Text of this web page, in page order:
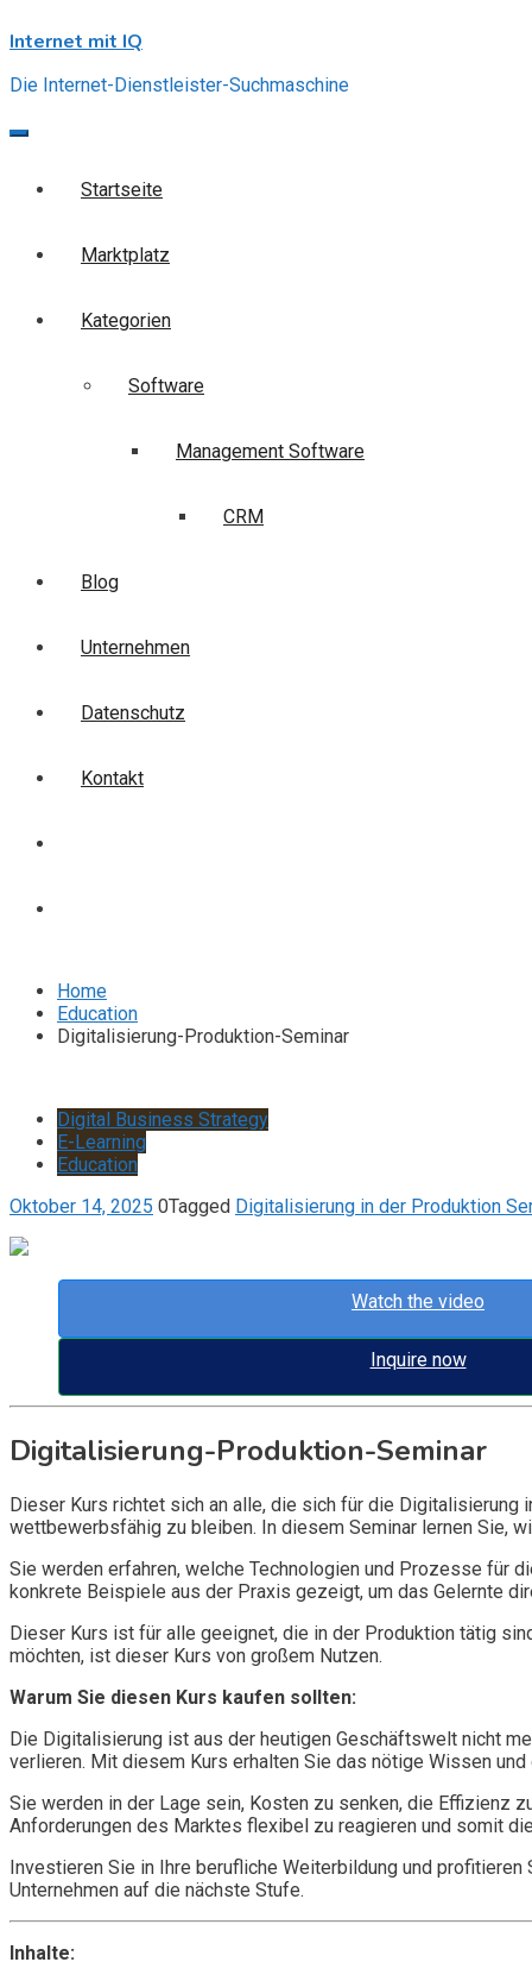
to
Internet mit IQ
Die Internet-Dienstleister-Suchmaschine
Startseite
Marktplatz
Kategorien
Software
Management Software
CRM
Blog
Unternehmen
Datenschutz
Kontakt
Home
Education
Digitalisierung-Produktion-Seminar
Digital Business Strategy
E-Learning
Education
Oktober 14, 2025 0Tagged Digitalisierung in der Produktion
Watch the video
Inquire now
Digitalisierung-Produktion-Seminar
Dieser Kurs richtet sich an alle, die sich für die
wettbewerbsfähig zu bleiben. In diesem Seminar lernen Sie,
Sie werden erfahren, welche Technologien und Prozesse für
konkrete Beispiele aus der Praxis gezeigt, um das Gelernte
Dieser Kurs ist für alle geeignet, die in der Produktion tätig
möchten, ist dieser Kurs von großem Nutzen.
Warum Sie diesen Kurs kaufen sollten:
Die Digitalisierung ist aus der heutigen Geschäftswelt nicht
verlieren. Mit diesem Kurs erhalten Sie das nötige Wissen
Sie werden in der Lage sein, Kosten zu senken, die Effizienz
Anforderungen des Marktes flexibel zu reagieren und somit
Investieren Sie in Ihre berufliche Weiterbildung und
Unternehmen auf die nächste Stufe.
Inhalte: